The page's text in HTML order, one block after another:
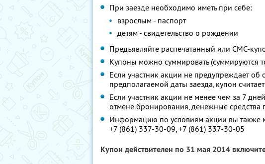
При заезде необходимо иметь при себе:
взрослым - паспорт
детям - свидетельство о рождении
Предъявляйте распечатанный или СМС-
Купоны можно суммировать (суммируются
Если участник акции не предупреждает об
предполагаемой даты заезда, купон
Если участник акции не менее чем за 7
отмене бронирования, денежные средства
Информацию по условиям акции вы также
+7 (861) 337-30-09, +7 (861) 337-30-05
Купон действителен по 31 мая 2014